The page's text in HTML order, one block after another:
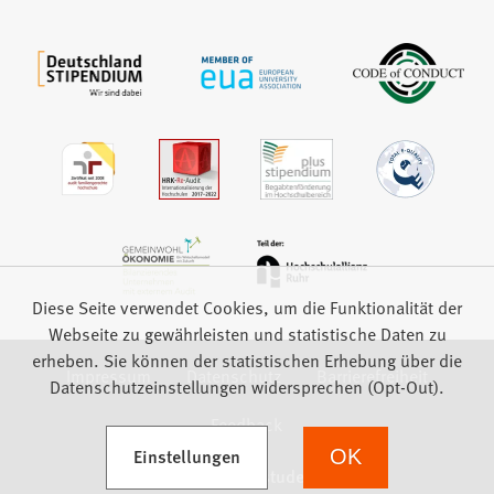
Impressum Datenschutz
Barrierefreiheit
Feedback
Diese Seite verwendet Cookies, um die Funktionalität der
Webseite zu gewährleisten und statistische Daten zu
erheben. Sie können der statistischen Erhebung über die
Datenschutzeinstellungen widersprechen (Opt-Out).
Einstellungen
(Öffnet in einem neuen Tab) OK